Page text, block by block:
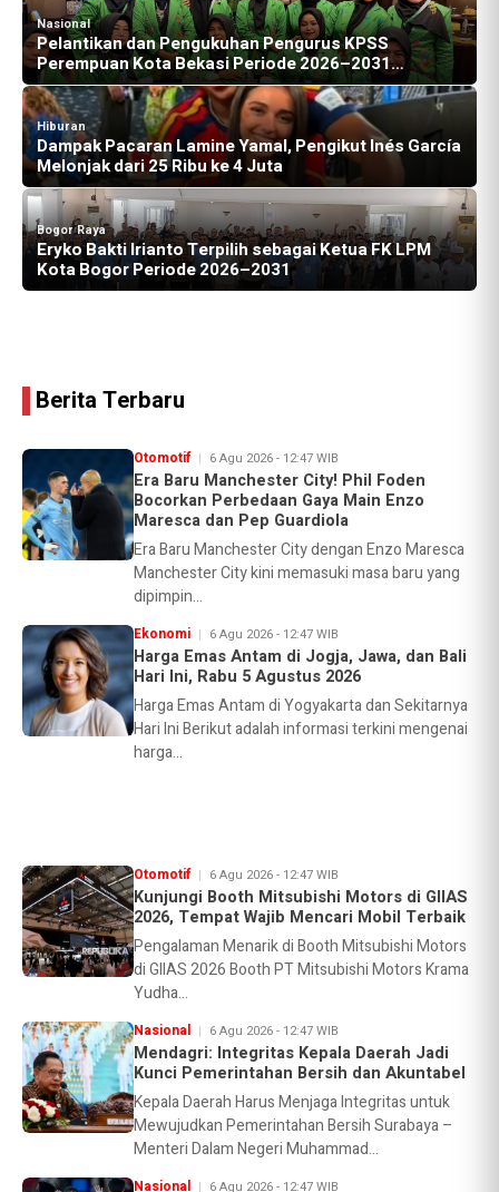
Nasional
Pelantikan dan Pengukuhan Pengurus KPSS
Perempuan Kota Bekasi Periode 2026–2031
Berlangsung Khidmat
Hiburan
Dampak Pacaran Lamine Yamal, Pengikut Inés García
Melonjak dari 25 Ribu ke 4 Juta
Bogor Raya
Eryko Bakti Irianto Terpilih sebagai Ketua FK LPM
Kota Bogor Periode 2026–2031
Berita Terbaru
Otomotif 6 Agu 2026 - 12:47 WIB
Era Baru Manchester City! Phil Foden
Bocorkan Perbedaan Gaya Main Enzo
Maresca dan Pep Guardiola
Era Baru Manchester City dengan Enzo Maresca
Manchester City kini memasuki masa baru yang
dipimpin...
Ekonomi 6 Agu 2026 - 12:47 WIB
Harga Emas Antam di Jogja, Jawa, dan Bali
Hari Ini, Rabu 5 Agustus 2026
Harga Emas Antam di Yogyakarta dan Sekitarnya
Hari Ini Berikut adalah informasi terkini mengenai
harga...
Otomotif 6 Agu 2026 - 12:47 WIB
Kunjungi Booth Mitsubishi Motors di GIIAS
2026, Tempat Wajib Mencari Mobil Terbaik
Pengalaman Menarik di Booth Mitsubishi Motors
di GIIAS 2026 Booth PT Mitsubishi Motors Krama
Yudha...
Nasional 6 Agu 2026 - 12:47 WIB
Mendagri: Integritas Kepala Daerah Jadi
Kunci Pemerintahan Bersih dan Akuntabel
Kepala Daerah Harus Menjaga Integritas untuk
Mewujudkan Pemerintahan Bersih Surabaya –
Menteri Dalam Negeri Muhammad...
Nasional 6 Agu 2026 - 12:47 WIB